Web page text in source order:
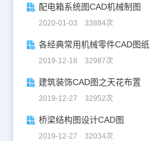
配电箱系统图CAD机械制图
2020-01-03 33884次
各经典常用机械零件CAD图纸
2019-12-18 32987次
建筑装饰CAD图之天花布置
2019-12-27 32952次
桥梁结构图设计CAD图
2019-12-27 32034次